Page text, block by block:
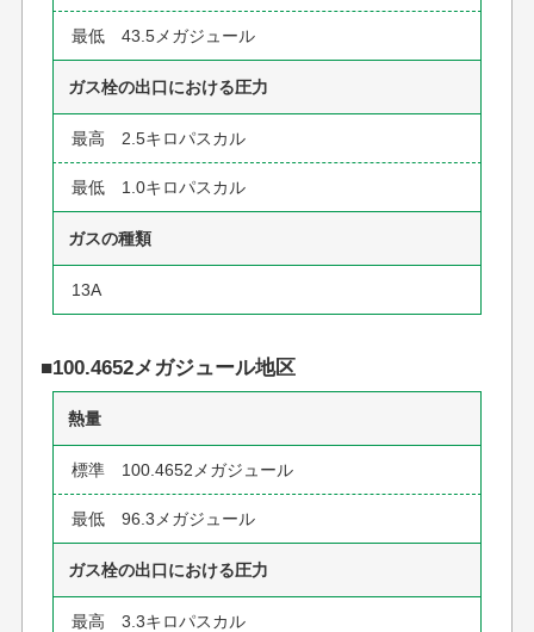
最低 43.5メガジュール
ガス栓の出口における圧力
最高 2.5キロパスカル
最低 1.0キロパスカル
ガスの種類
13A
■100.4652メガジュール地区
熱量
標準 100.4652メガジュール
最低 96.3メガジュール
ガス栓の出口における圧力
最高 3.3キロパスカル